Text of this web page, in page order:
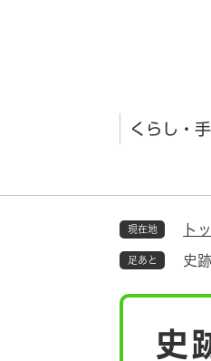
くらし・
現在地 ト
足あと 史
史